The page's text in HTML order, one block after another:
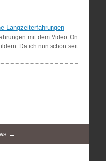
Langzeiterfahrungen
mit dem Video On
Da ich nun schon seit
→